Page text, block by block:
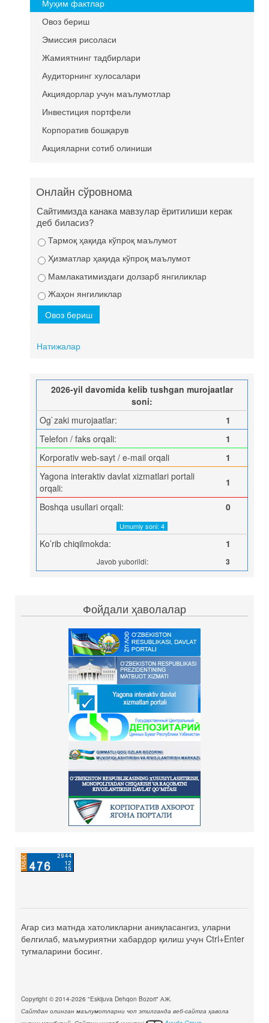
Муҳим фактлар
Овоз бериш
Эмиссия рисоласи
Жамиятнинг тадбирлари
Аудиторнинг хулосалари
Акциядорлар учун маълумотлар
Инвестиция портфели
Корпоратив бошқарув
Акцияларни сотиб олиниши
Онлайн сўровнома
Сайтимизда канака мавзулар ёритилиши керак
деб биласиз?
Тармоқ ҳақида кўпроқ маълумот
Ҳизматлар ҳақида кўпроқ маълумот
Мамлакатимиздаги долзарб янгиликлар
Жаҳон янгиликлар
Натижалар
2026-yil davomida kelib tushgan murojaatlar
soni:
Og`zaki murojaatlar:
1
Telefon / faks orqali:
1
Korporativ web-sayt / e-mail orqali
1
Yagona interaktiv davlat xizmatlari portali
orqali:
1
Boshqa usullari orqali: 0
Umumiy soni: 4
Ko’rib chiqilmokda: 1
Javob yuborildi: 3
Фойдали ҳаволалар
Агар сиз матнда хатоликларни аниқласангиз, уларни
белгилаб, маъмуриятни хабардор қилиш учун Ctrl+Enter
тугмаларини босинг.
Copyright © 2014-2026 "Eskijuva Dehqon Bozori" АЖ.
Сайтдан олинган маълумотларни чоп этилганда веб-сайтга ҳавола